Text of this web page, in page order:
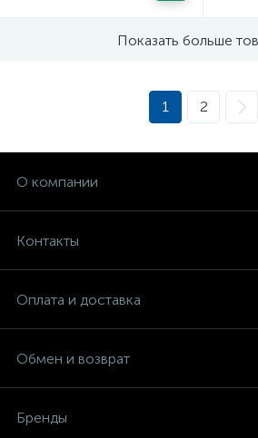
Показать больше
1 2
О компании
Контакты
Оплата и доставка
Обмен и возврат
Бренды